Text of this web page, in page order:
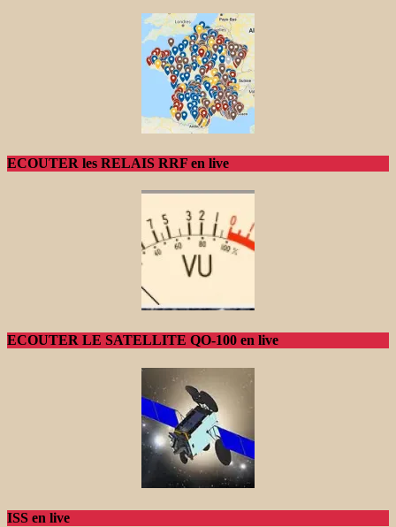
ECOUTER les RELAIS RRF en live
ECOUTER LE SATELLITE QO-100 en live
ISS en live